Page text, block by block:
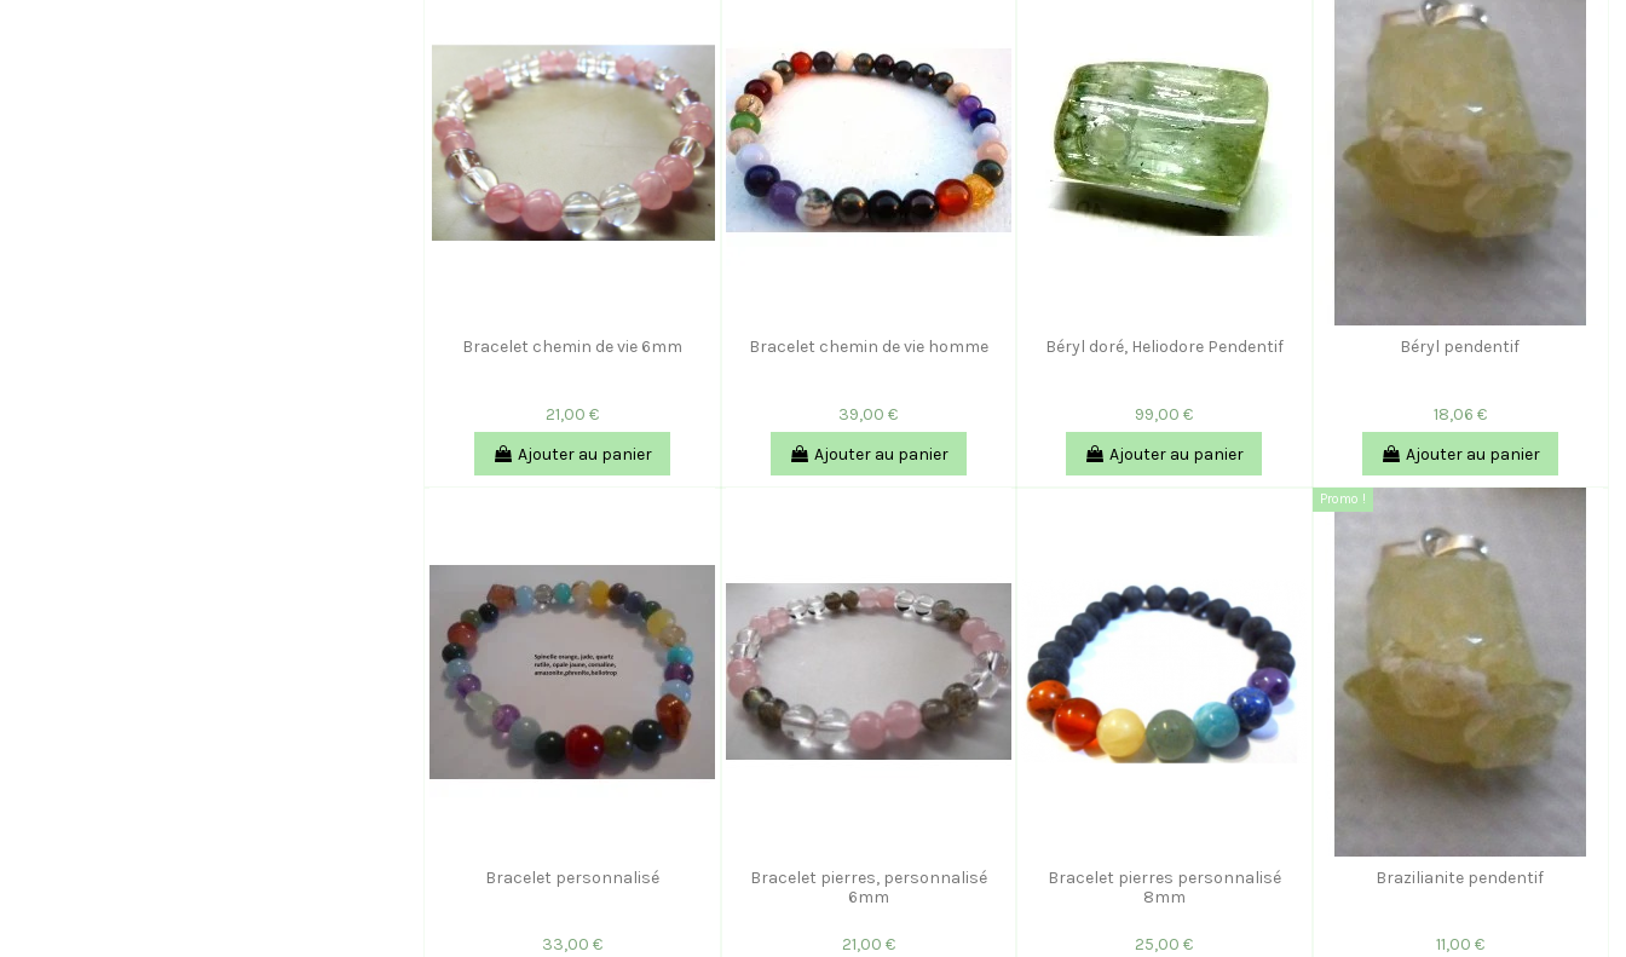
Bracelet chemin de vie 6mm
21,00 €
Ajouter au panier
Bracelet chemin de vie homme
39,00 €
Ajouter au panier
Béryl doré, Heliodore Pendentif
99,00 €
Ajouter au panier
Béryl pendentif
18,06 €
Ajouter au panier
Bracelet personnalisé
33,00 €
Bracelet pierres, personnalisé
6mm
21,00 €
Bracelet pierres personnalisé
8mm
25,00 €
Promo !
Brazilianite pendentif
11,00 €